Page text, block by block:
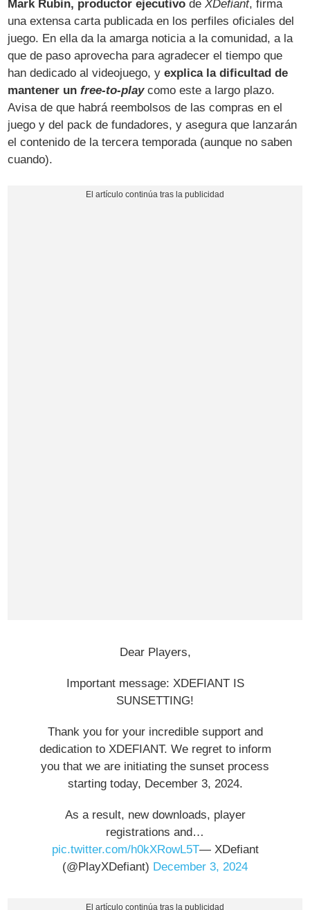
Mark Rubin, productor ejecutivo deXDefiant, firma
una extensa carta publicada en los perfiles oficiales del
juego. En ella da la amarga noticia a la comunidad, a la
que de paso aprovecha para agradecer el tiempo que
han dedicado al videojuego, yexplica la dificultad de
mantener unfree-to-playcomo este a largo plazo.
Avisa de que habrá reembolsos de las compras en el
juego y del pack de fundadores, y asegura que lanzarán
el contenido de la tercera temporada (aunque no saben
cuando).
Dear Players,
Important message: XDEFIANT IS
SUNSETTING!
Thank you for your incredible support and
dedication to XDEFIANT. We regret to inform
you that we are initiating the sunset process
starting today, December 3, 2024.
As a result, new downloads, player
registrations and…
pic.twitter.com/h0kXRowL5T— XDefiant
(@PlayXDefiant) December 3, 2024